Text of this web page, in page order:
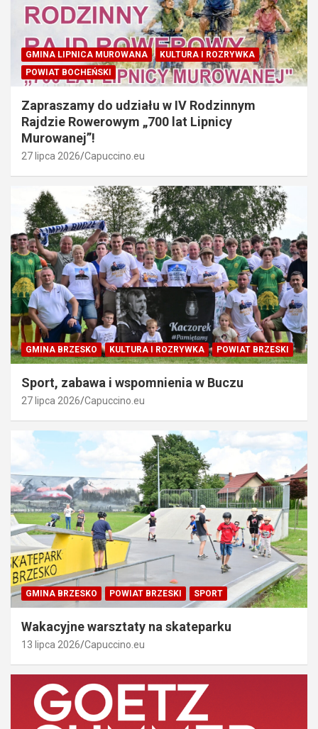
GMINA LIPNICA MUROWANA
KULTURA I ROZRYWKA
POWIAT BOCHEŃSKI
Zapraszamy do udziału w IV Rodzinnym
Rajdzie Rowerowym „700 lat Lipnicy
Murowanej”!
27 lipca 2026 Capuccino.eu
GMINA BRZESKO KULTURA I ROZRYWKA POWIAT BRZESKI
Sport, zabawa i wspomnienia w Buczu
27 lipca 2026 Capuccino.eu
GMINA BRZESKO POWIAT BRZESKI SPORT
Wakacyjne warsztaty na skateparku
13 lipca 2026 Capuccino.eu